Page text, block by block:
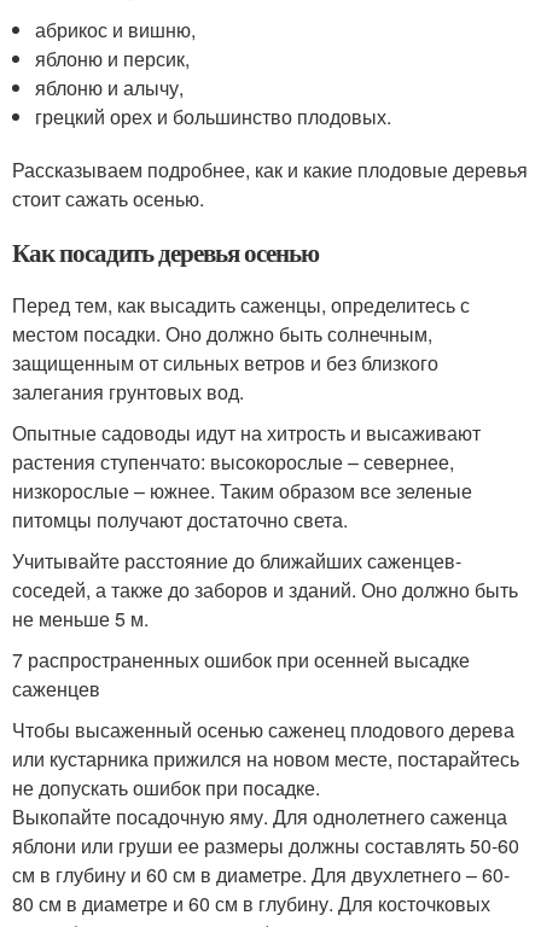
абрикос и вишню,
яблоню и персик,
яблоню и алычу,
грецкий орех и большинство плодовых.
Рассказываем подробнее, как и какие плодовые деревья
стоит сажать осенью.
Как посадить деревья осенью
Перед тем, как высадить саженцы, определитесь с
местом посадки. Оно должно быть солнечным,
защищенным от сильных ветров и без близкого
залегания грунтовых вод.
Опытные садоводы идут на хитрость и высаживают
растения ступенчато: высокорослые – севернее,
низкорослые – южнее. Таким образом все зеленые
питомцы получают достаточно света.
Учитывайте расстояние до ближайших саженцев-
соседей, а также до заборов и зданий. Оно должно быть
не меньше 5 м.
7 распространенных ошибок при осенней высадке
саженцев
Чтобы высаженный осенью саженец плодового дерева
или кустарника прижился на новом месте, постарайтесь
не допускать ошибок при посадке.
Выкопайте посадочную яму. Для однолетнего саженца
яблони или груши ее размеры должны составлять 50-60
см в глубину и 60 см в диаметре. Для двухлетнего – 60-
80 см в диаметре и 60 см в глубину. Для косточковых